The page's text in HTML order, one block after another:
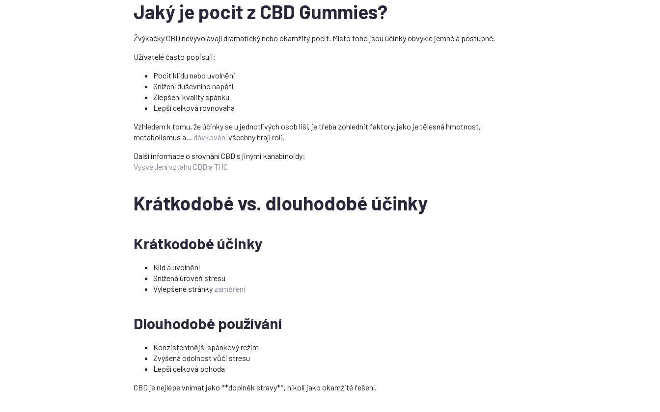
Jaký je pocit z CBD Gummies?
Žvýkačky CBD nevyvolávají dramatický nebo okamžitý pocit. Místo toho jsou účinky obvykle jemné a postupné.
Uživatelé často popisují:
Pocit klidu nebo uvolnění
Snížení duševního napětí
Zlepšení kvality spánku
Lepší celková rovnováha
Vzhledem k tomu, že účinky se u jednotlivých osob liší, je třeba zohlednit faktory, jako je tělesná hmotnost,
metabolismus a... dávkovánívšechny hrají roli.
Další informace o srovnání CBD s jinými kanabinoidy:
Vysvětlení vztahu CBD a THC
Krátkodobé vs. dlouhodobé účinky
Krátkodobé účinky
Klid a uvolnění
Snížená úroveň stresu
Vylepšené stránky zaměření
Dlouhodobé používání
Konzistentnější spánkový režim
Zvýšená odolnost vůči stresu
Lepší celková pohoda
CBD je nejlépe vnímat jako **doplněk stravy**, nikoli jako okamžité řešení.